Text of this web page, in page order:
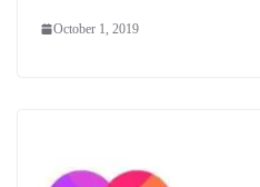
October 1, 2019